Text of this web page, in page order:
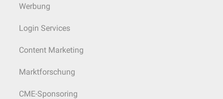
Werbung
Login Services
Content Marketing
Marktforschung
CME-Sponsoring